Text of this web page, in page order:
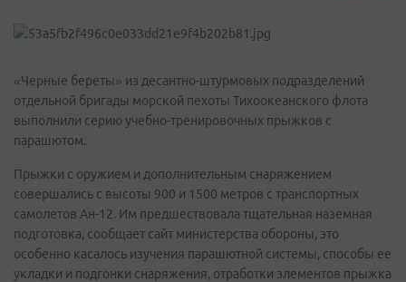
«Черные береты» из десантно-штурмовых подразделений
отдельной бригады морской пехоты Тихоокеанского флота
выполнили серию учебно-тренировочных прыжков с
парашютом.
Прыжки с оружием и дополнительным снаряжением
совершались с высоты 900 и 1500 метров с транспортных
самолетов Ан-12. Им предшествовала тщательная наземная
подготовка, сообщает сайт министерства обороны, это
особенно касалось изучения парашютной системы, способы ее
укладки и подгонки снаряжения, отработки элементов прыжка